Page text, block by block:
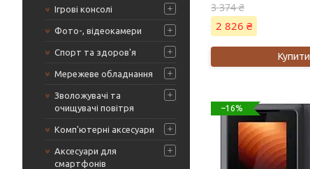
Ігрові консолі
Фото-, відеокамери
Спорт та здоров'я
Мережеве обладнання
Зволожувачі та
очищувачі повітря
Комп'ютерні аксесуари
Аксесуари для
смартфонів
3 374 ₴
2 826 ₴
Купити
–16%